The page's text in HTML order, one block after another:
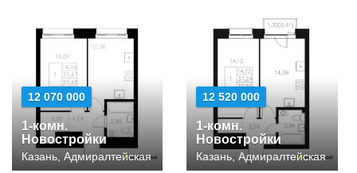
12 070 000
1-комн.
Новостройки
Казань, Адмиралтейская
12 520 000
1-комн.
Новостройки
Казань, Адмиралтейская